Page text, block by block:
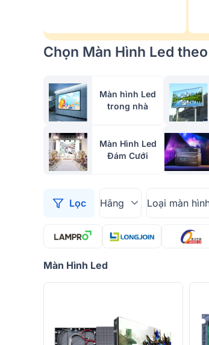
Chọn Màn Hình Led
Màn hình Led
trong nhà
Màn Hình Led
Đám Cưới
Lọc Hãng Loại màn
Màn Hình Led